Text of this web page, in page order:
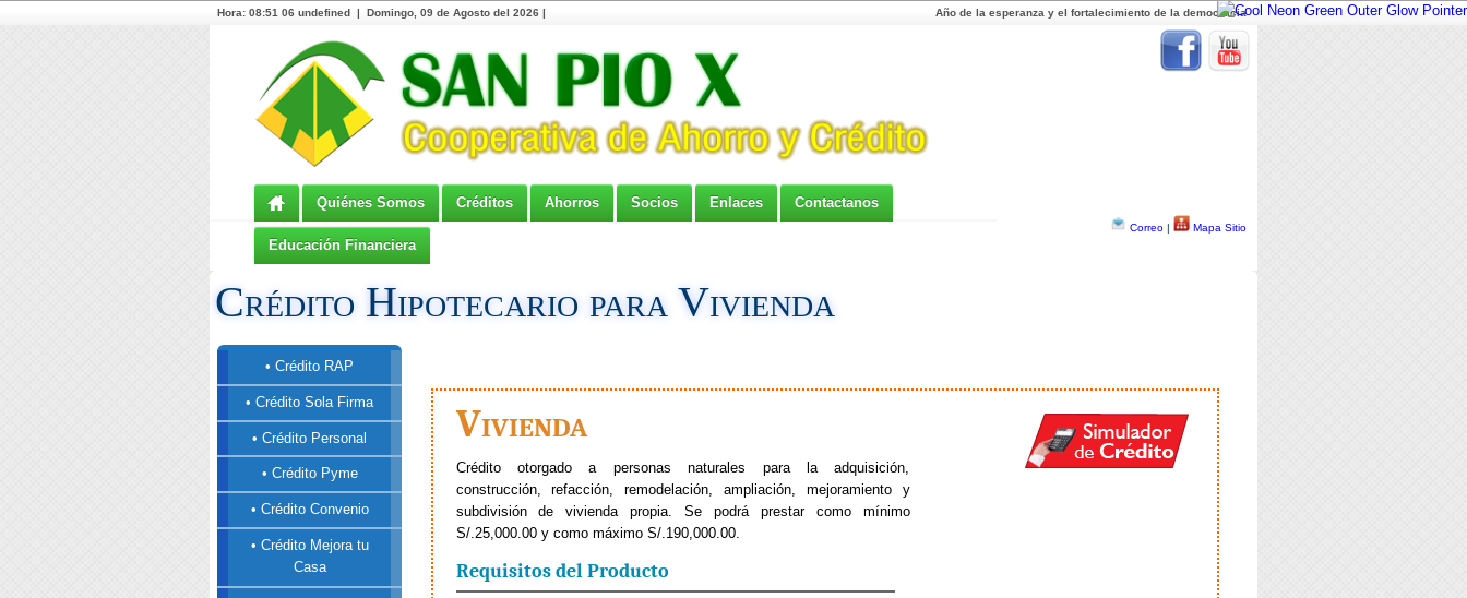
Hora: 08:51 06 undefined | Domingo, 09 de Agosto del 2026 | Año de la esperanza y el fortalecimiento de la democracia
Quiénes Somos Créditos Ahorros Socios Enlaces Contactanos
Educación Financiera
Correo | Mapa Sitio
Crédito Hipotecario para Vivienda
• Crédito RAP
• Crédito Sola Firma
• Crédito Personal
• Crédito Pyme
• Crédito Convenio
• Crédito Mejora tu
Casa
Vivienda
Crédito otorgado a personas naturales para la adquisición,
construcción, refacción, remodelación, ampliación, mejoramiento y
subdivisión de vivienda propia. Se podrá prestar como mínimo
S/.25,000.00 y como máximo S/.190,000.00.
Requisitos del Producto